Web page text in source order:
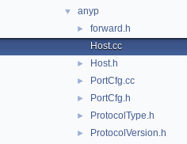
▼ anyp
►
forward.h
Host.cc
► Host.h
► PortCfg.cc
► PortCfg.h
► ProtocolType.h
► ProtocolVersion.h